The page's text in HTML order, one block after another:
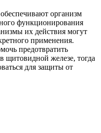
организм
функционирования
их действия могут
применения.
предотвратить
щитовидной железе, тогда
для защиты от